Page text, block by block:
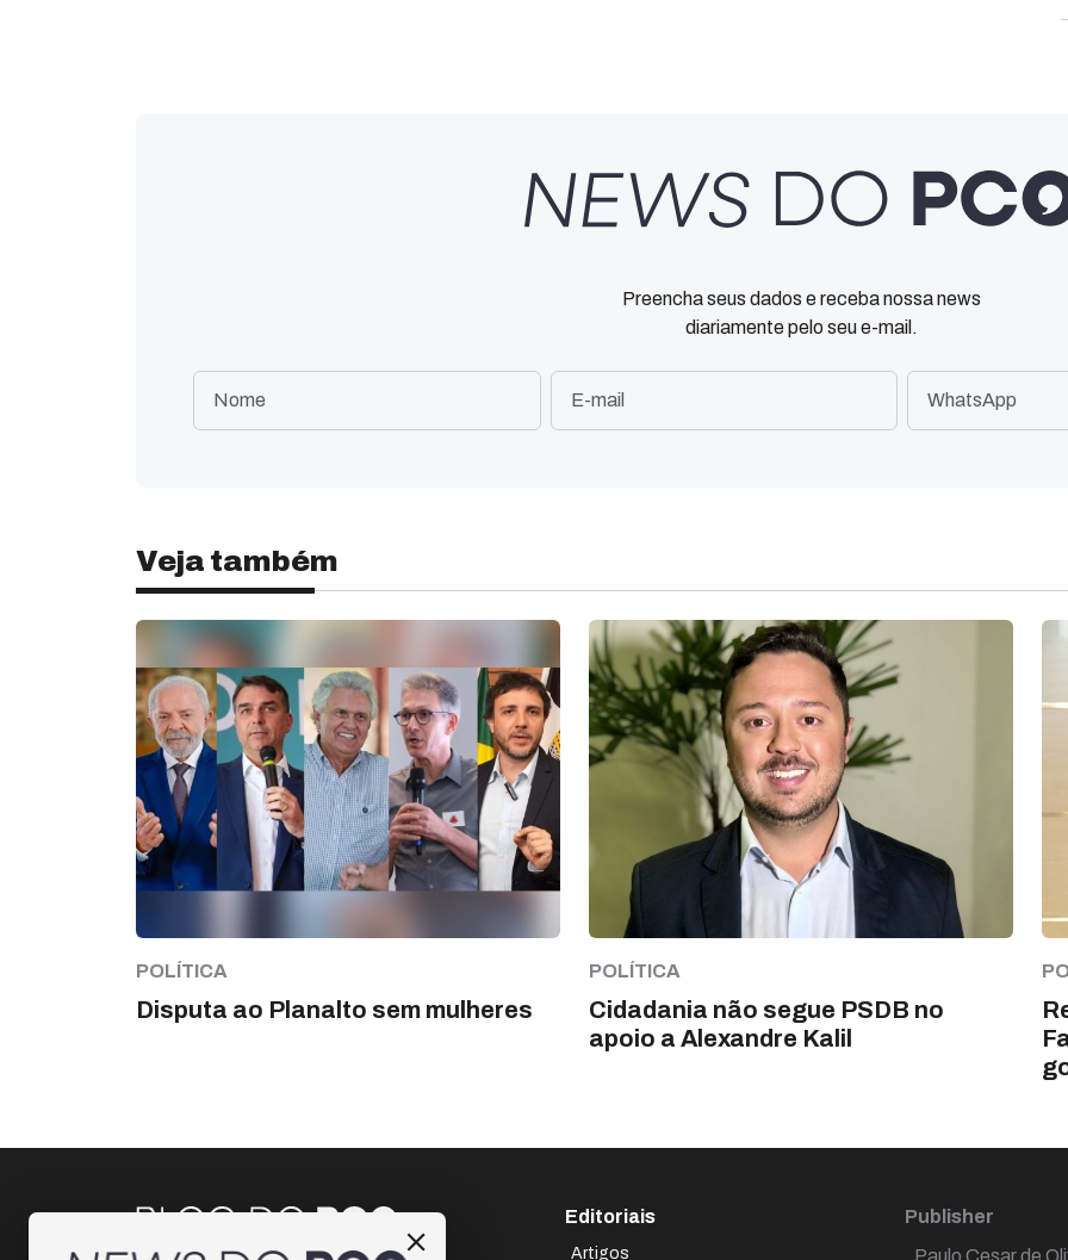
Preencha seus dados e receba nossa news
diariamente pelo seu e-mail.
Veja também
POLÍTICA
Disputa ao Planalto sem mulheres
POLÍTICA
Cidadania não segue PSDB no
apoio a Alexandre Kalil
Editoriais
Artigos
Publisher
Paulo Cesar de